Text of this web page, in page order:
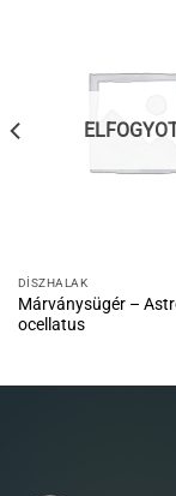
DÍSZHALAK
Márványsügér –
ocellatus